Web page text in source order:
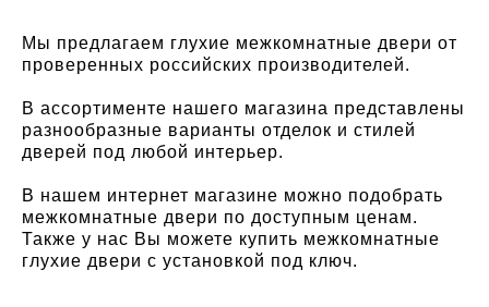
Мы предлагаем глухие межкомнатные двери от
проверенных российских производителей.
В ассортименте нашего магазина представлены
разнообразные варианты отделок и стилей
дверей под любой интерьер.
В нашем интернет магазине можно подобрать
межкомнатные двери по доступным ценам.
Также у нас Вы можете купить межкомнатные
глухие двери с установкой под ключ.